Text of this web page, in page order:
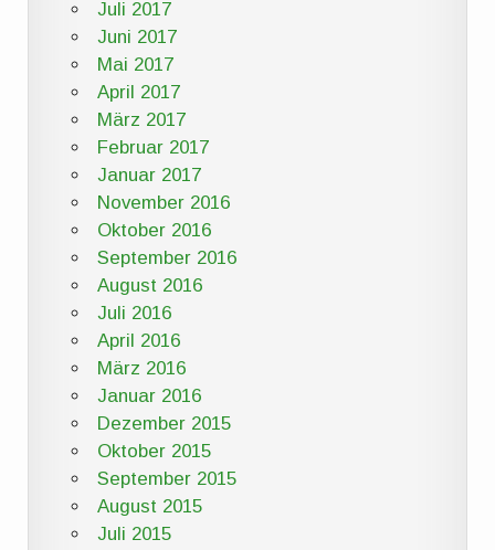
Juli 2017
Juni 2017
Mai 2017
April 2017
März 2017
Februar 2017
Januar 2017
November 2016
Oktober 2016
September 2016
August 2016
Juli 2016
April 2016
März 2016
Januar 2016
Dezember 2015
Oktober 2015
September 2015
August 2015
Juli 2015